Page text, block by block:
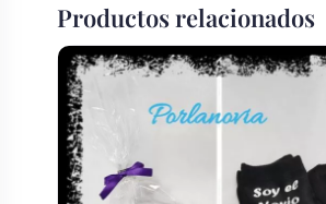
Productos relacionados